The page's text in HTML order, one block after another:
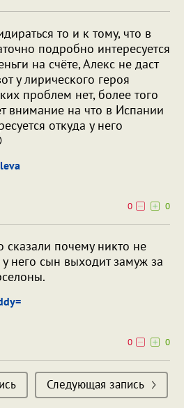
то и к тому, что в
подробно интересуется
на счёте, Алекс не даст
у лирического героя
проблем нет, более того
внимание на что в Испании
откуда у него
0
0
сказали почему никто не
у него сын выходит замуж за
0
0
Следующая запись